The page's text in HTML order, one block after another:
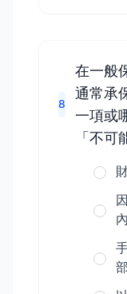
8
在一般
通常承
一項或
「不